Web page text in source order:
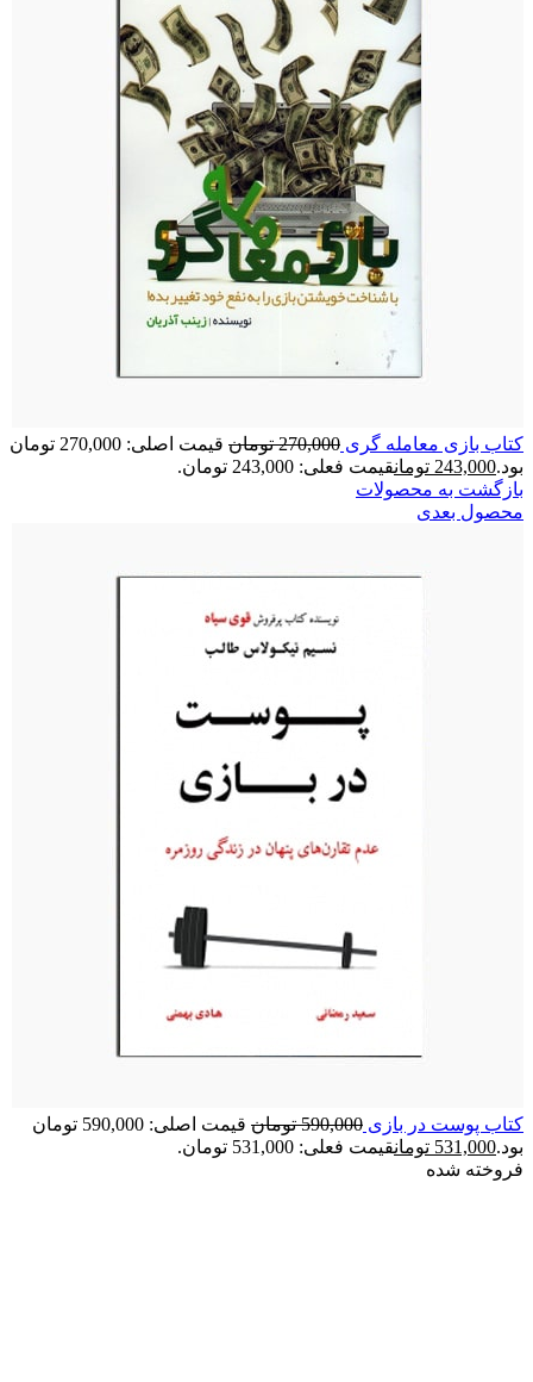
کتاب بازی معامله گری 270,000 تومان
قیمت اصلی: 270,000 تومان
بود.243,000 تومانقیمت فعلی: 243,000 تومان.
بازگشت به محصولات
محصول بعدی
کتاب پوست در بازی 590,000 تومان
قیمت اصلی: 590,000 تومان
بود.531,000 تومانقیمت فعلی: 531,000 تومان.
فروخته شده